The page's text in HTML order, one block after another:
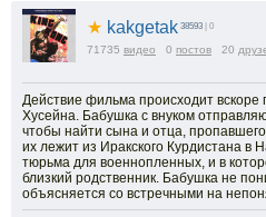
★ kakgetak 38593 | 0
71735 видео 0 постов 20
Действие фильма происходит
Хусейна. Бабушка с внуком
чтобы найти сына и отца,
их лежит из Иракского Курдистана в
тюрьма для военнопленных, и в
близкий родственник. Бабушка не
объясняется со встречными на